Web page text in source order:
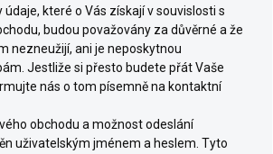
údaje, které o Vás získají v souvislosti s
budou považovány za důvěrné a že
nezneužijí, ani je neposkytnou
Jestliže si přesto budete přát Vaše
nás o tom písemně na kontaktní
obchodu a možnost odeslání
uživatelským jménem a heslem. Tyto